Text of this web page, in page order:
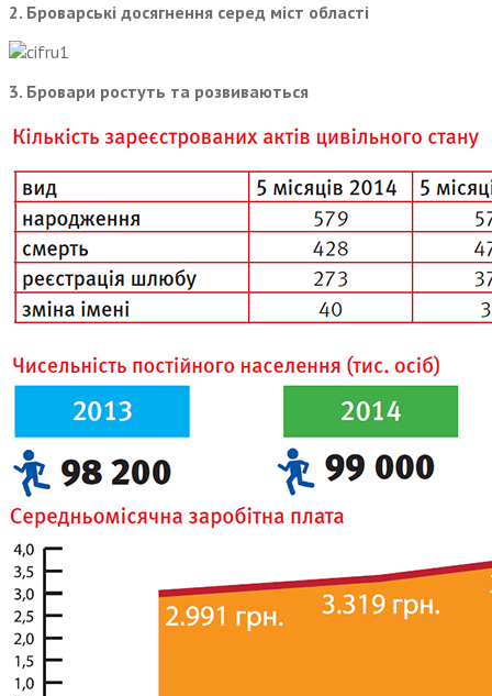
2. Броварські досягнення серед міст області
3. Бровари ростуть та розвиваються